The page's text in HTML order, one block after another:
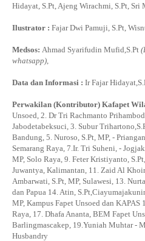
Hidayat, S.Pt, Ajeng Wirachmi, S.Pt, Sri
Ilustrator : Fajar Dwi Pamuji, S.Pt,
Medsos: Ahmad Syarifudin Mufid,S.Pt
whatsapp),
Data dan Informasi : Ir Fajar
Perwakilan (Kontributor) Kafapet
Unsoed, 2. Dr Tri Rachmanto
Jabodetabeksuci, 3. Subur
Bandung, 5. Nuroso, S.Pt, MP, -
Semarang Raya, 7.Ir. Tri Suheni, -
MP, Solo Raya, 9. Feter Kristiyanto,
Juwantya, Kalimantan, 11. Zaid Al
Ambarwati, S.Pt, MP, Sulawesi, 13.
dan Papua 14. Atin,
MP, Kampus Fapet Unsoed dan KAPAS
Raya, 17. Dhafa Ananta, BEM Fapet
Barlingmascakep, 19.Yuniah Muhtar -
Husbandry